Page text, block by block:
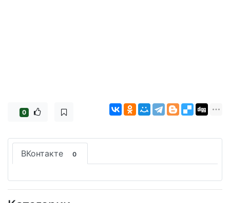
0
ВКонтакте 0